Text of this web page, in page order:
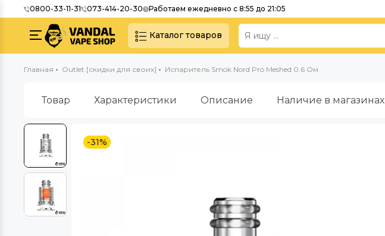
0800-33-11-31 073-414-20-30 Работаем ежедневно с 8:55 до 21:05
Каталог товаров
Главная Outlet [скидки для своих] Испаритель Smok Nord Pro Meshed 0.6 Ом
Товар Характеристики Описание Наличие в магазинах
-31%